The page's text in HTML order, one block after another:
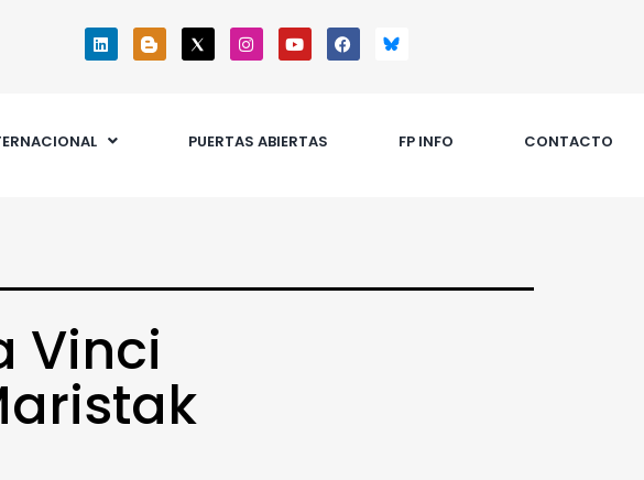
PUERTAS ABIERTAS FP INFO CONTACTO
Vinci